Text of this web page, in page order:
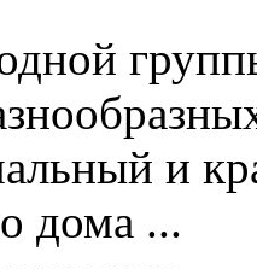
и
дома ...